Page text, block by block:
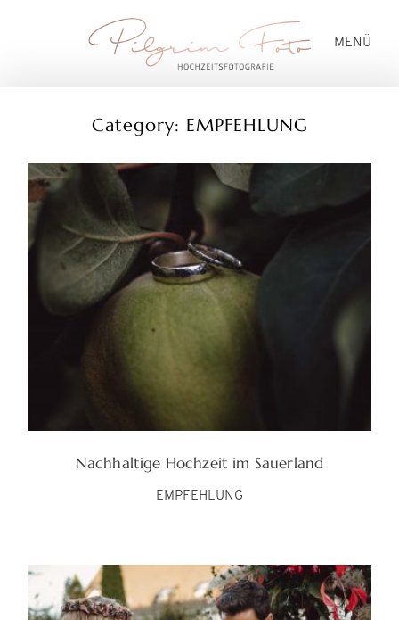
MENÜ
Category: EMPFEHLUNG
Nachhaltige Hochzeit im Sauerland
EMPFEHLUNG
HOCHZEITEN
PREISE
BLOG
ÜBER MICH